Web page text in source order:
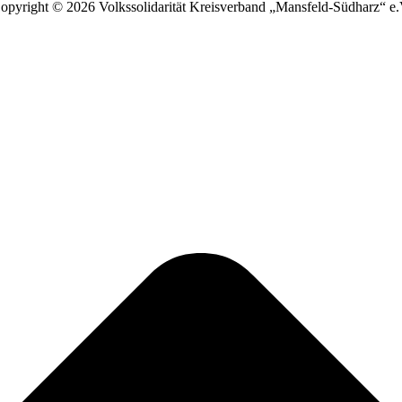
© 2026 Volkssolidarität Kreisverband „Mansfeld-Südharz“